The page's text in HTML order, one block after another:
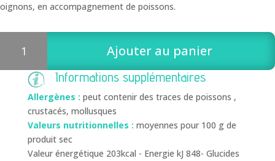
oignons, en accompagnement de poissons.
biologique
Ajouter au panier
Informations supplémentaires
Allergènes : peut contenir des traces de poissons ,
crustacés, mollusques
Valeurs nutritionnelles : moyennes pour 100 g de
produit sec
Valeur énergétique 203kcal - Energie kJ 848- Glucides